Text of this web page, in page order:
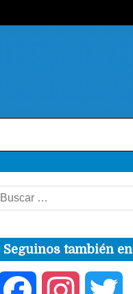
Buscar:
Seguinos también en